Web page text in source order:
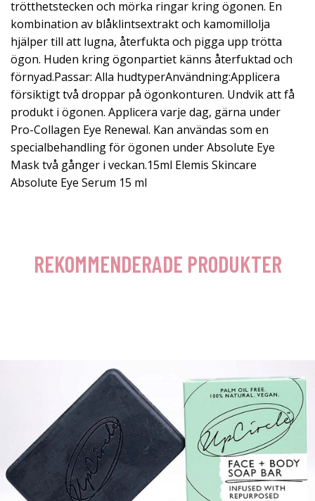
trötthetstecken och mörka ringar kring ögonen. En
kombination av blåklintsextrakt och kamomillolja
hjälper till att lugna, återfukta och pigga upp trötta
ögon. Huden kring ögonpartiet känns återfuktad och
förnyad.Passar: Alla hudtyperAnvändning:Applicera
försiktigt två droppar på ögonkonturen. Undvik att få
produkt i ögonen. Applicera varje dag, gärna under
Pro-Collagen Eye Renewal. Kan användas som en
specialbehandling för ögonen under Absolute Eye
Mask två gånger i veckan.15ml Elemis Skincare
Absolute Eye Serum 15 ml
REKOMMENDERADE PRODUKTER